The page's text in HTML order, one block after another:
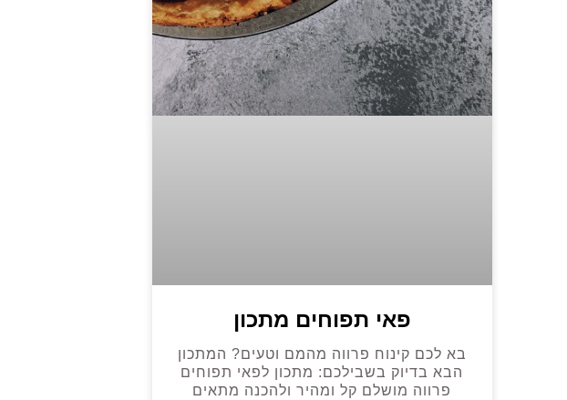
פאי תפוחים מתכון
בא לכם קינוח פרווה מהמם וטעים? המתכון
הבא בדיוק בשבילכם: מתכון לפאי תפוחים
פרווה מושלם קל ומהיר ולהכנה מתאים